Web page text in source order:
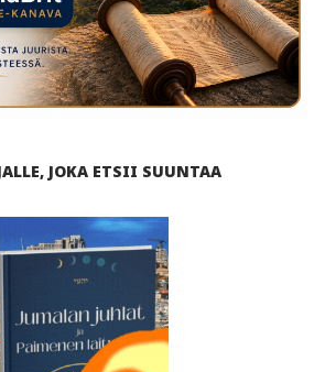
JOKA ETSII SUUNTAA